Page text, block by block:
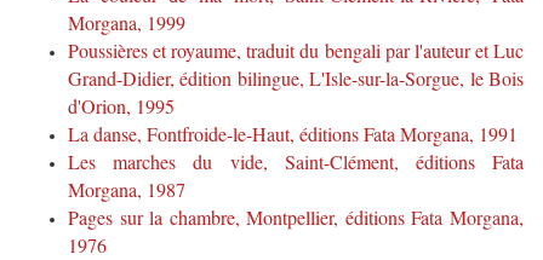
Morgana, 1999
Poussières et royaume, traduit du bengali par l'auteur et Luc
Grand-Didier, édition bilingue, L'Isle-sur-la-Sorgue, le Bois
d'Orion, 1995
La danse, Fontfroide-le-Haut, éditions Fata Morgana, 1991
Les marches du vide, Saint-Clément, éditions Fata
Morgana, 1987
Pages sur la chambre, Montpellier, éditions Fata Morgana,
1976